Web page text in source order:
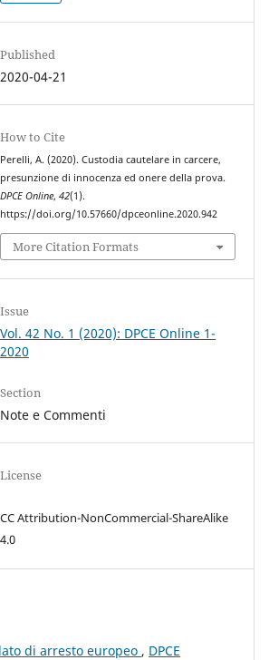
Published
2020-04-21
How to Cite
Perelli, A. (2020). Custodia cautelare in carcere,
presunzione di innocenza ed onere della prova.
DPCE Online,42(1).
https://doi.org/10.57660/dpceonline.2020.942
More Citation Formats
Issue
Vol. 42 No. 1 (2020): DPCE Online 1-
2020
Section
Note e Commenti
License
CC Attribution-NonCommercial-ShareAlike
4.0
di arresto europeo , DPCE